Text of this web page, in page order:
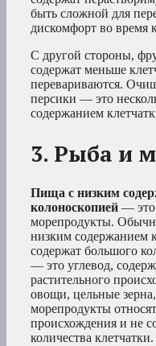
быть сложной для
дискомфорт во время
С другой стороны,
содержат меньше
перевариваются.
персики — это
содержанием
3. Рыба и
Пища с низким
колоноскопией — это
морепродукты.
низким содержанием
содержат большого
— это углевод,
растительного
овощи, цельные
морепродукты
происхождения и не
количества клетчатки.